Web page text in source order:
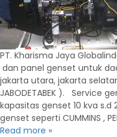
PT. Kharisma Jaya
dan panel genset untuk
jakarta utara, jakarta
JABODETABEK ). Service
kapasitas genset 10 kva s.d
genset seperti CUMMINS ,
Read more »